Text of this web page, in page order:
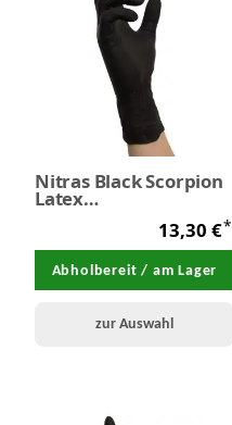
Nitras Black Scorpion
Latex
13,30 €*
Abholbereit / am Lager
zur Auswahl